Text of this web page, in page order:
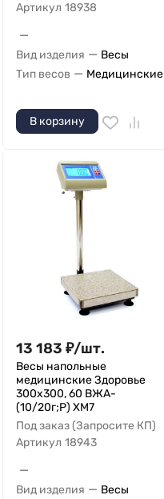
Артикул 18938
—
Вид изделия — Весы
Тип весов — Медицинские
В корзину
13 183 ₽/шт.
Весы напольные
медицинские Здоровье
300x300, 60 ВЖА-
(10/20г;Р) XM7
Под заказ (Запросите КП)
Артикул 18943
—
Вид изделия — Весы